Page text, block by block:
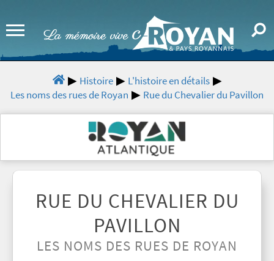
Histoire
L'histoire en détails
Les noms des rues de Royan
Rue du Chevalier du Pavillon
RUE DU CHEVALIER DU
PAVILLON
LES NOMS DES RUES DE ROYAN